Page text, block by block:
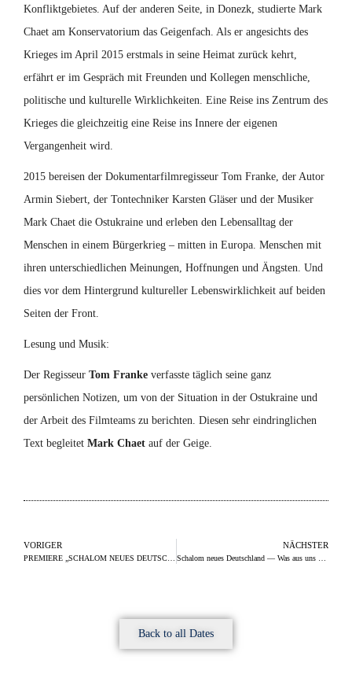
Konfliktgebietes. Auf der anderen Seite, in Donezk, studierte Mark
Chaet am Konservatorium das Geigenfach. Als er angesichts des
Krieges im April 2015 erstmals in seine Heimat zurück kehrt,
erfährt er im Gespräch mit Freunden und Kollegen menschliche,
politische und kulturelle Wirklichkeiten. Eine Reise ins Zentrum des
Krieges die gleichzeitig eine Reise ins Innere der eigenen
Vergangenheit wird.
2015 bereisen der Dokumentarfilmregisseur Tom Franke, der Autor
Armin Siebert, der Tontechniker Karsten Gläser und der Musiker
Mark Chaet die Ostukraine und erleben den Lebensalltag der
Menschen in einem Bürgerkrieg – mitten in Europa. Menschen mit
ihren unterschiedlichen Meinungen, Hoffnungen und Ängsten. Und
dies vor dem Hintergrund kultureller Lebenswirklichkeit auf beiden
Seiten der Front.
Lesung und Musik:
Der Regisseur Tom Franke verfasste täglich seine ganz
persönlichen Notizen, um von der Situation in der Ostukraine und
der Arbeit des Filmteams zu berichten. Diesen sehr eindringlichen
Text begleitet Mark Chaet auf der Geige.
VORIGER NÄCHSTER
Back to all Dates